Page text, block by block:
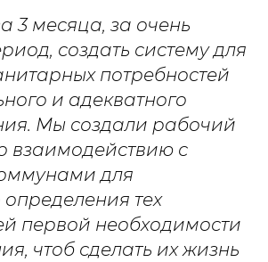
3 месяца, за очень
создать систему для
потребностей
и адекватного
Мы создали рабочий
взаимодействию с
для
тех
первой необходимости
чтоб сделать их жизнь